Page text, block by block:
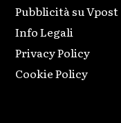
Pubblicità su Vpost
Info Legali
Privacy Policy
Cookie Policy